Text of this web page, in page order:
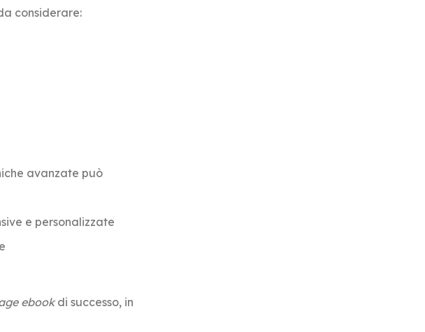
considerare:
avanzate può
e personalizzate
ebookdi successo, in